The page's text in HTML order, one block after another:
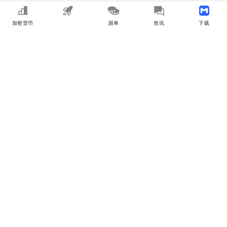
加密货币 跟单 资讯 下载APP